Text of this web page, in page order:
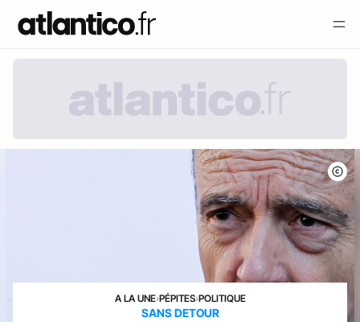
A LA UNE›PÉPITES›POLITIQUE
SANS DETOUR